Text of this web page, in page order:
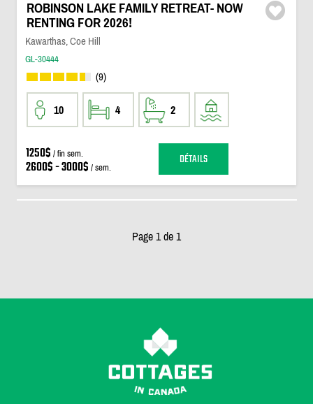
ROBINSON LAKE FAMILY RETREAT- NOW
RENTING FOR 2026!
Kawarthas, Coe Hill
GL-30444
(9)
10 4 2
1250$ / fin sem.
2600$ - 3000$ / sem. DÉTAILS
Page 1 de 1